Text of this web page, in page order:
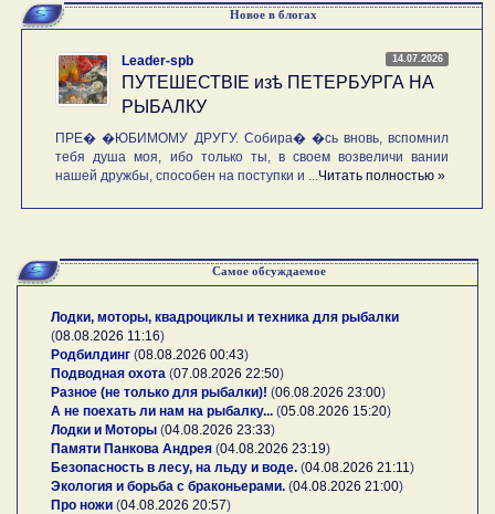
Новое в блогах
14.07.2026
Leader-spb
ПУТЕШЕСТВIE изѣ ПЕТЕРБУРГА НА
РЫБАЛКУ
ПРЕ� �ЮБИМОМУ ДРУГУ. Собира� �сь вновь, вспомнил
тебя душа моя, ибо только ты, в своем возвеличи вании
нашей дружбы, способен на поступки и ... Читать полностью »
Самое обсуждаемое
Лодки, моторы, квадроциклы и техника для рыбалки
(08.08.2026 11:16)
Родбилдинг (08.08.2026 00:43)
Подводная охота (07.08.2026 22:50)
Разное (не только для рыбалки)! (06.08.2026 23:00)
А не поехать ли нам на рыбалку... (05.08.2026 15:20)
Лодки и Моторы (04.08.2026 23:33)
Памяти Панкова Андрея (04.08.2026 23:19)
Безопасность в лесу, на льду и воде. (04.08.2026 21:11 )
Экология и борьба с браконьерами. (04.08.2026 21:00)
Про ножи (04.08.2026 20:57)